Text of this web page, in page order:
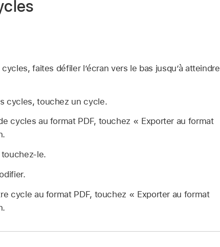
faites défiler l’écran vers le bas jusqu’à atteindre
cycles, touchez un cycle.
cycles au format PDF, touchez « Exporter au format
touchez-le.
cycle au format PDF, touchez « Exporter au format